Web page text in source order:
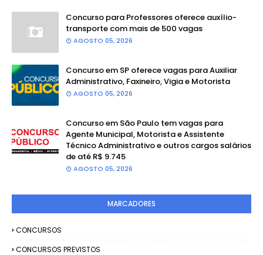
Concurso para Professores oferece auxílio-
transporte com mais de 500 vagas
AGOSTO 05, 2026
Concurso em SP oferece vagas para Auxiliar
Administrativo, Faxineiro, Vigia e Motorista
AGOSTO 05, 2026
Concurso em São Paulo tem vagas para
Agente Municipal, Motorista e Assistente
Técnico Administrativo e outros cargos salários
de até R$ 9.745
AGOSTO 05, 2026
MARCADORES
CONCURSOS
CONCURSOS PREVISTOS